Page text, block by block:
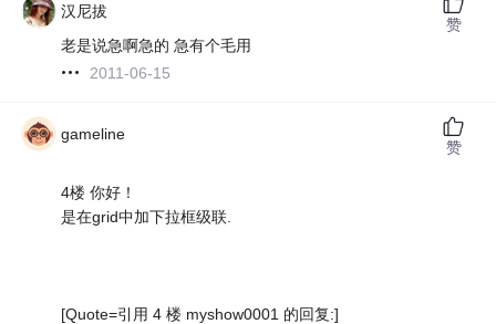
汉尼拔
老是说急啊急的 急有个毛用
2011-06-15
赞
gameline
4楼 你好！
是在grid中加下拉框级联.
[Quote=引用 4 楼 myshow0001 的回复:]
赞